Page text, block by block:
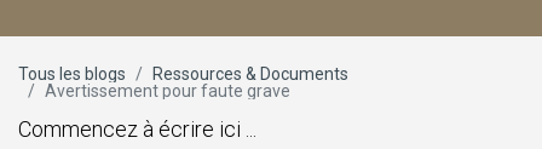
Tous les blogs
Ressources & Documents
Avertissement pour faute grave
Commencez à écrire ici ...